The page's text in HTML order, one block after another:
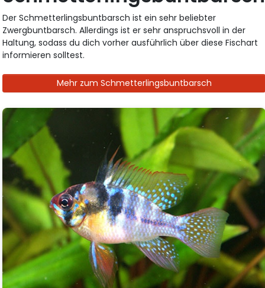
Der Schmetterlingsbuntbarsch ist ein sehr beliebter
Zwergbuntbarsch. Allerdings ist er sehr anspruchsvoll in der
Haltung, sodass du dich vorher ausführlich über diese Fischart
informieren solltest.
Mehr zum Schmetterlingsbuntbarsch